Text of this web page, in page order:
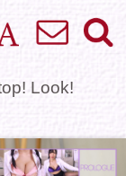
★アイド